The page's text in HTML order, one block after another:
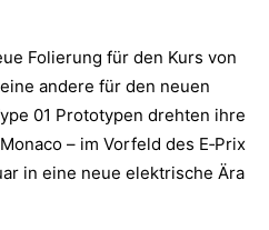
Folierung für den Kurs von
andere für den neuen
01 Prototypen drehten ihre
– im Vorfeld des E‑Prix
in eine neue elektrische Ära